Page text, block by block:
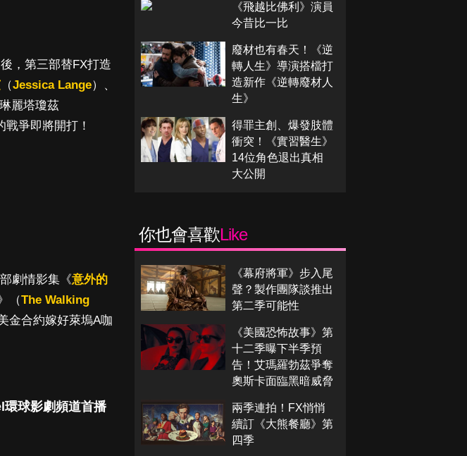
，第三部替FX打造
（Jessica Lange）、
麗塔瓊茲
爭即將開打！
劇情影集《意外的
（The Walking
金合約嫁好萊塢A咖
球影劇頻道首播
《飛越比佛利》演員
今昔比一比
廢材也有春天！《逆
轉人生》導演搭檔打
造新作《逆轉廢材人
生》
得罪主創、爆發肢體
衝突！《實習醫生》
14位角色退出真相
大公開
你也會喜歡Like
《幕府將軍》步入尾
聲？製作團隊談推出
第二季可能性
《美國恐怖故事》第
十二季曝下半季預
告！艾瑪羅勃茲爭奪
奧斯卡面臨黑暗威脅
兩季連拍！FX悄悄
續訂《大熊餐廳》第
四季